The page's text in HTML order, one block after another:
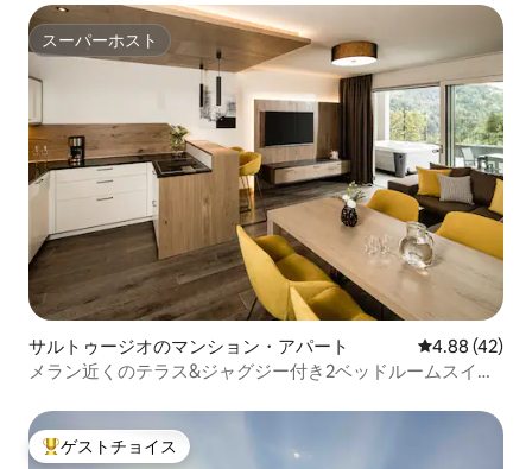
スーパーホスト
スーパーホスト
サルトゥージオのマンション・アパート レビュー42
4.88 (42)
メラン近くのテラス&ジャグジー付き2ベッドルームスイー
大好評のゲストチョイスです。
ゲストチョイス